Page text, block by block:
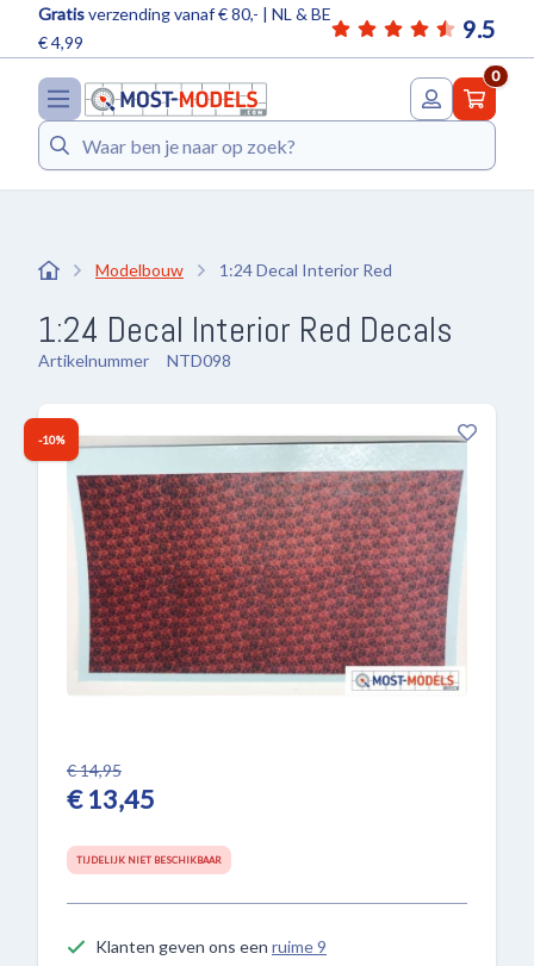
9.5
Gratisverzending vanaf € 80,- | NL & BE
€ 4,99
0
Zoeken
Modelbouw 1:24 Decal Interior Red
1:24 Decal Interior Red Decals
Artikelnummer NTD098
-10%
€ 14,95
€ 13,45
TIJDELIJK NIET BESCHIKBAAR
Klanten geven ons een ruime 9